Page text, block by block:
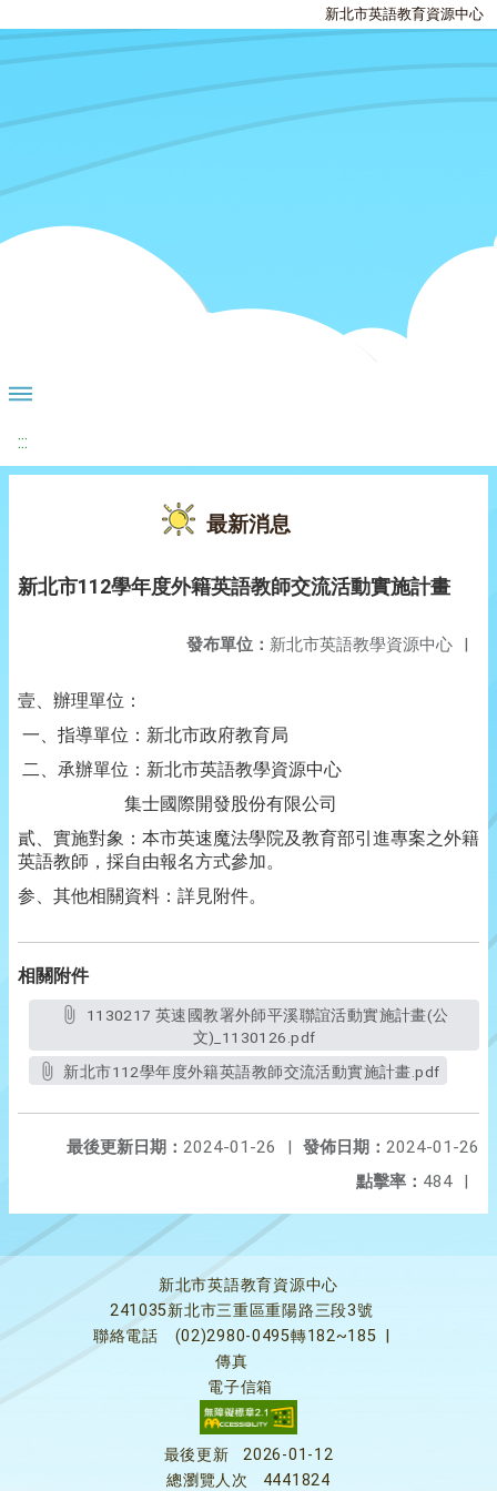
新北市英語教育資源中心
:::
最新消息
新北市112學年度外籍英語教師交流活動實施計畫
發布單位： 新北市英語教學資源中心 |
壹、辦理單位：
一、指導單位：新北市政府教育局
二、承辦單位：新北市英語教學資源中心
集士國際開發股份有限公司
貳、實施對象：本市英速魔法學院及教育部引進專案之外籍
英語教師，採自由報名方式參加。
参、其他相關資料：詳見附件。
相關附件
文)_1130126.pdf
新北市112學年度外籍英語教師交流活動實施計畫.pdf
發佈日期： 2024-01-26
最後更新日期： 2024-01-26
|
點擊率： 484 |
新北市英語教育資源中心
241035新北市三重區重陽路三段3號
聯絡電話
(02)2980-0495轉182~185
傳真
電子信箱
最後更新
2026-01-12
總瀏覽人次
4441824